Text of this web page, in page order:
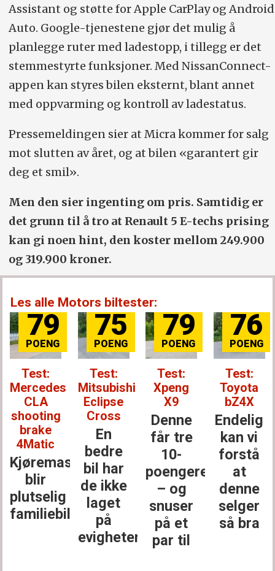
Assistant og støtte for Apple CarPlay og Android
Auto. Google-tjenestene gjør det mulig å
planlegge ruter med ladestopp, i tillegg er det
stemmestyrte funksjoner. Med NissanConnect-
appen kan styres bilen eksternt, blant annet
med oppvarming og kontroll av ladestatus.
Pressemeldingen sier at Micra kommer for salg
mot slutten av året, og at bilen «garantert gir
deg et smil».
Men den sier ingenting om pris. Samtidig er
det grunn til å tro at Renault 5 E-techs prising
kan gi noen hint, den koster mellom 249.900
og 319.900 kroner.
Les alle Motors biltester:
79
Test:
Mercedes
CLA
shooting
brake
4Matic
Kjøremaskinen
blir
plutselig
familiebil
75
Test:
Mitsubishi
Eclipse
Cross
En
bedre
bil har
de ikke
laget
på
evigheter
79
Test:
Xpeng
X9
Denne
får tre
10-
poengere
– og
snuser
på et
par til
76
Test:
Toyota
bZ4X
Endelig
kan vi
forstå
at
denne
selger
så bra